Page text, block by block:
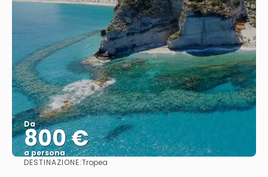
Da
800 €
a persona
DESTINAZIONE:Tropea